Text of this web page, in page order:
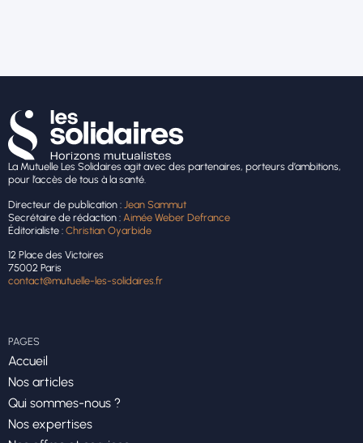
La Mutuelle Les Solidaires agit avec des partenaires, porteurs d’ambitions,
pour l’accès de tous à la santé.
Directeur de publication : Jean Sammut
Secrétaire de rédaction : Aimée Weber Defrance
Éditorialiste : Christian Oyarbide
12 Place des Victoires
75002 Paris
contact@mutuelle-les-solidaires.fr
PAGES
Accueil
Nos articles
Qui sommes-nous ?
Nos expertises